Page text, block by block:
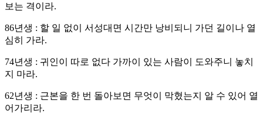
보는 격이라.
86년생 : 할 일 없이 서성대면 시간만 낭비되니 가던 길이나 열
심히 가라.
74년생 : 귀인이 따로 없다 가까이 있는 사람이 도와주니 놓치
지 마라.
62년생 : 근본을 한 번 돌아보면 무엇이 막혔는지 알 수 있어 열
어가리라.